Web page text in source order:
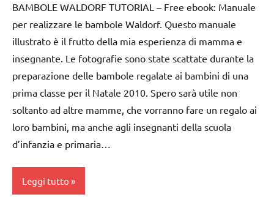
6
anni
DIDATTICA
MONTESSORI
MONTESSORI
DA ZERO A
TRE ANNI
e
cucito
Montessori
a 3
anni
DIDATTICA
MONTESSORI
MONTESSORI
TRE ANNI
taglio
BAMBOLE WALDORF TUTORIAL – Free ebook: Manuale
per realizzare le bambole Waldorf. Questo manuale
illustrato è il frutto della mia esperienza di mamma e
insegnante. Le fotografie sono state scattate durante la
preparazione delle bambole regalate ai bambini di una
prima classe per il Natale 2010. Spero sarà utile non
soltanto ad altre mamme, che vorranno fare un regalo ai
loro bambini, ma anche agli insegnanti della scuola
d’infanzia e primaria…
Leggi tutto